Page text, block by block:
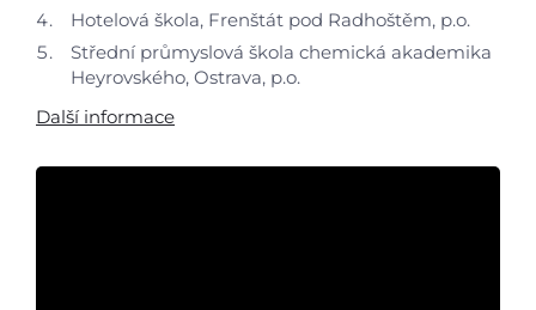
Hotelová škola, Frenštát pod Radhoštěm, p.o.
Střední průmyslová škola chemická akademika
Heyrovského, Ostrava, p.o.
Další informace